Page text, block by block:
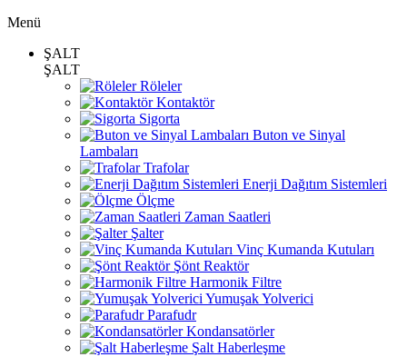
Menü
ŞALT
ŞALT
Röleler
Kontaktör
Sigorta
Buton ve Sinyal
Lambaları
Trafolar
Enerji Dağıtım Sistemleri
Ölçme
Zaman Saatleri
Şalter
Vinç Kumanda Kutuları
Şönt Reaktör
Harmonik Filtre
Yumuşak Yolverici
Parafudr
Kondansatörler
Şalt Haberleşme